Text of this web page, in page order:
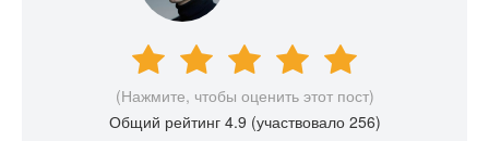
(Нажмите, чтобы оценить этот пост)
Общий рейтинг 4.9 (участвовало 256)